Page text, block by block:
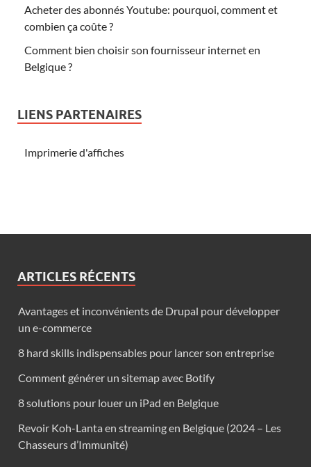
Acheter des abonnés Youtube: pourquoi, comment et
combien ça coûte ?
Comment bien choisir son fournisseur internet en
Belgique ?
LIENS PARTENAIRES
Imprimerie d'affiches
ARTICLES RÉCENTS
Avantages et inconvénients de Drupal pour développer
un e-commerce
8 hard skills indispensables pour lancer son entreprise
Comment générer un sitemap avec Botify
8 solutions pour louer un iPad en Belgique
Revoir Koh-Lanta en streaming en Belgique (2024 – Les
Chasseurs d’Immunité)